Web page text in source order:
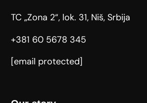
TC „Zona 2“, lok. 31, Niš, Srbija
+381 60 5678 345
[email protected]